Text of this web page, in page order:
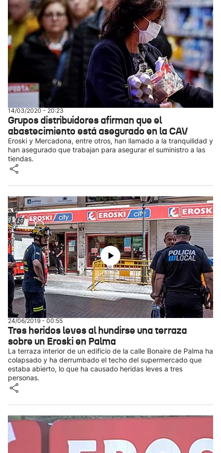
14/03/2020 - 20:23
Grupos distribuidores afirman que el
abastecimiento está asegurado en la CAV
Eroski y Mercadona, entre otros, han llamado a la tranquilidad y
han asegurado que trabajan para asegurar el suministro a las
tiendas.
24/06/2019 - 00:55
Tres heridos leves al hundirse una terraza
sobre un Eroski en Palma
La terraza interior de un edificio de la calle Bonaire de Palma ha
colapsado y ha derrumbado el techo del supermercado que
estaba abierto, lo que ha causado heridas leves a tres
personas.